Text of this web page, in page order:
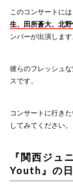
このコンサートには
生、田所蒼大、北
ンバーが出演します
彼らのフレッシュ
スです。
コンサートに行きた
してみてください。
『関西ジュ
Youth』の